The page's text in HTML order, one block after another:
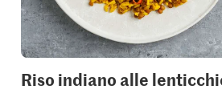
Riso indiano alle